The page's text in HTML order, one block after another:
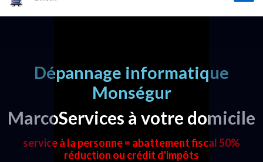
Dépannage informatique
Monségur
MarcoServices à votre domicile
service à la personne = abattement fiscal 50%
réduction ou crédit d'impôts